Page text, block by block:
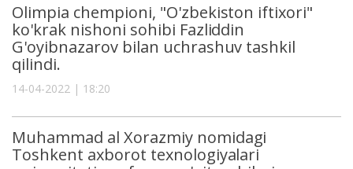
Olimpia chempioni, "O'zbekiston iftixori"
ko'krak nishoni sohibi Fazliddin
G'oyibnazarov bilan uchrashuv tashkil
qilindi.
14-04-2022 | 18:20
Muhammad al Xorazmiy nomidagi
Toshkent axborot texnologiyalari